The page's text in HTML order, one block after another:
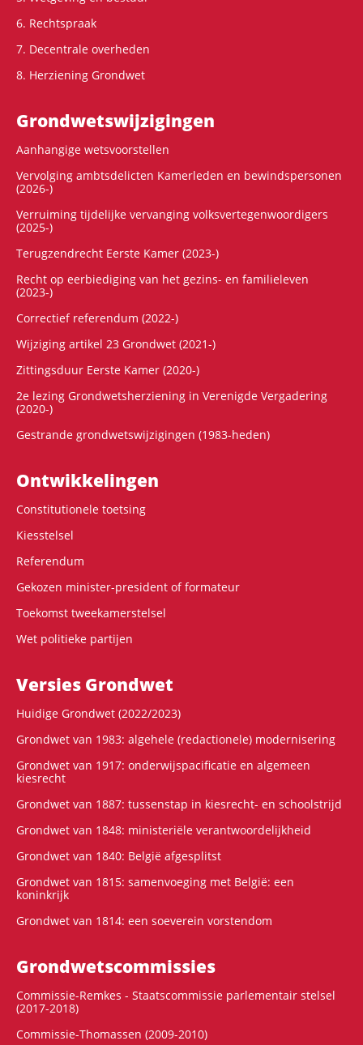
6. Rechtspraak
7. Decentrale overheden
8. Herziening Grondwet
Grondwets­wijzigingen
Aanhangige wetsvoorstellen
Vervolging ambtsdelicten Kamerleden en bewindspersonen
(2026-)
Verruiming tijdelijke vervanging volksvertegenwoordigers
(2025-)
Terugzendrecht Eerste Kamer (2023-)
Recht op eerbiediging van het gezins- en familieleven
(2023-)
Correctief referendum (2022-)
Wijziging artikel 23 Grondwet (2021-)
Zittingsduur Eerste Kamer (2020-)
2e lezing Grondwetsherziening in Verenigde Vergadering
(2020-)
Gestrande grondwetswijzigingen (1983-heden)
Ontwikke­lingen
Constitutionele toetsing
Kiesstelsel
Referendum
Gekozen minister-president of formateur
Toekomst tweekamerstelsel
Wet politieke partijen
Versies Grondwet
Huidige Grondwet (2022/2023)
Grondwet van 1983: algehele (redactionele) modernisering
Grondwet van 1917: onderwijspacificatie en algemeen
kiesrecht
Grondwet van 1887: tussenstap in kiesrecht- en schoolstrijd
Grondwet van 1848: ministeriële verantwoordelijkheid
Grondwet van 1840: België afgesplitst
Grondwet van 1815: samenvoeging met België: een
koninkrijk
Grondwet van 1814: een soeverein vorstendom
Grondwets­commissies
Commissie-Remkes - Staatscommissie parlementair stelsel
(2017-2018)
Commissie-Thomassen (2009-2010)